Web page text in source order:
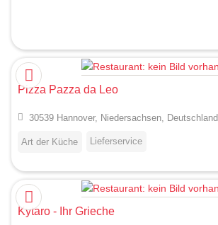
Pizza Pazza da Leo
30539 Hannover, Niedersachsen, Deutschland
Art der Küche Lieferservice
Kytaro - Ihr Grieche